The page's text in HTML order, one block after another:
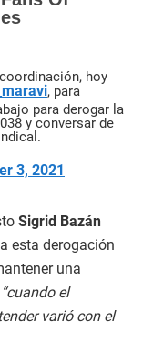
hoy
, para
para derogar la
y conversar de
3, 2021
Sigrid Bazán
esta derogación
una
“cuando el
varió con el